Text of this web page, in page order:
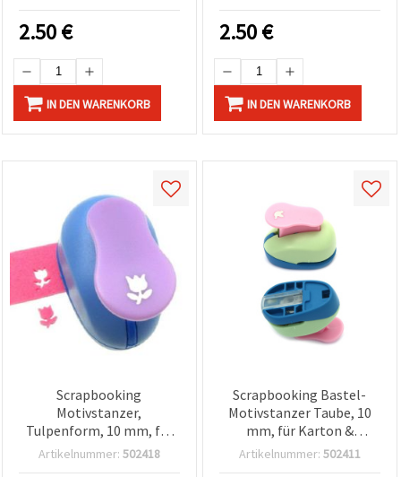
2.50€
IN DEN WARENKORB
2.50€
IN DEN WARENKORB
Scrapbooking
Motivstanzer,
Tulpenform, 10 mm, für
Karton und Moosgummi
Artikelnummer: 502418
Scrapbooking Bastel-
Motivstanzer Taube, 10
mm, für Karton &
Moosgummi (EVA)
Artikelnummer: 502411